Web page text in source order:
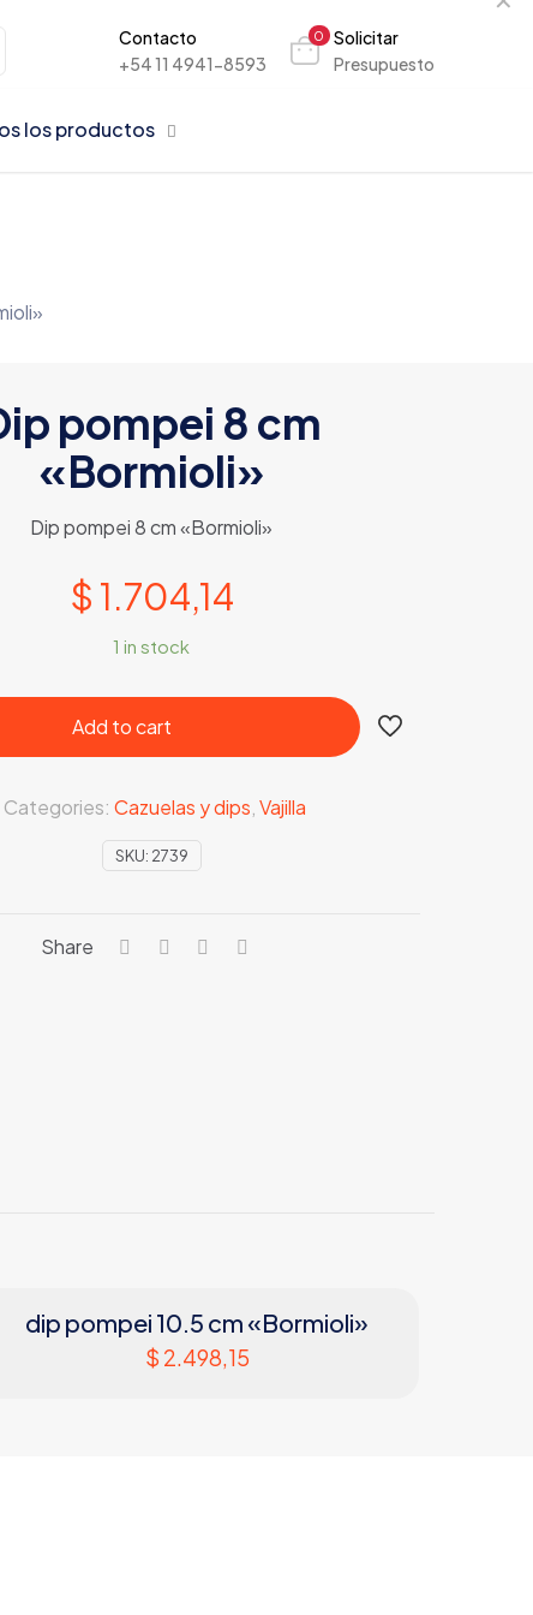
Contacto
+54 11 4941-8593
0
Solicitar
Presupuesto
los productos
pompei 8 cm
«Bormioli»
Dip pompei 8 cm «Bormioli»
$ 1.704,14
1 in stock
Add to cart
SKU: 2739
Categories: Cazuelas y dips,Vajilla
Share
dip pompei 10.5 cm «Bormioli»
$ 2.498,15